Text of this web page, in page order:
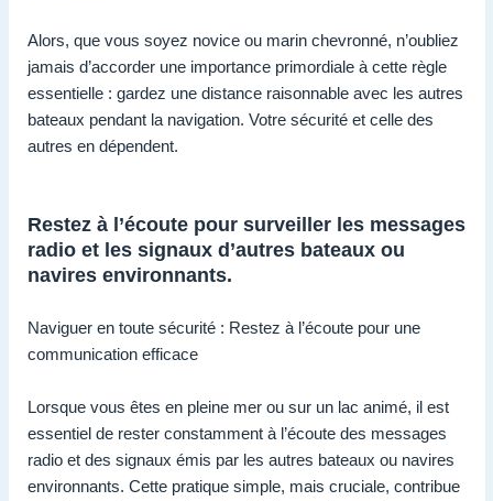
Alors, que vous soyez novice ou marin chevronné, n’oubliez
jamais d’accorder une importance primordiale à cette règle
essentielle : gardez une distance raisonnable avec les autres
bateaux pendant la navigation. Votre sécurité et celle des
autres en dépendent.
Restez à l’écoute pour surveiller les messages
radio et les signaux d’autres bateaux ou
navires environnants.
Naviguer en toute sécurité : Restez à l’écoute pour une
communication efficace
Lorsque vous êtes en pleine mer ou sur un lac animé, il est
essentiel de rester constamment à l’écoute des messages
radio et des signaux émis par les autres bateaux ou navires
environnants. Cette pratique simple, mais cruciale, contribue